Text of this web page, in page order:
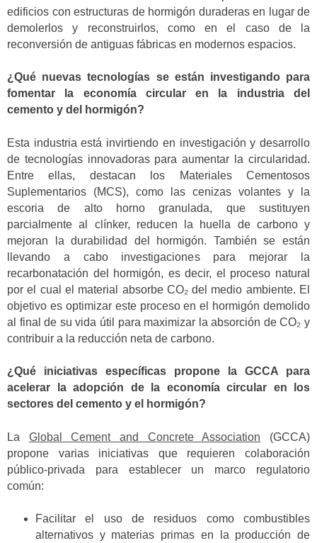
edificios con estructuras de hormigón duraderas en lugar de
demolerlos y reconstruirlos, como en el caso de la
reconversión de antiguas fábricas en modernos espacios.
¿Qué nuevas tecnologías se están investigando para
fomentar la economía circular en la industria del
cemento y del hormigón?
Esta industria está invirtiendo en investigación y desarrollo
de tecnologías innovadoras para aumentar la circularidad.
Entre ellas, destacan los Materiales Cementosos
Suplementarios (MCS), como las cenizas volantes y la
escoria de alto horno granulada, que sustituyen
parcialmente al clínker, reducen la huella de carbono y
mejoran la durabilidad del hormigón. También se están
llevando a cabo investigaciones para mejorar la
recarbonatación del hormigón, es decir, el proceso natural
por el cual el material absorbe CO₂ del medio ambiente. El
objetivo es optimizar este proceso en el hormigón demolido
al final de su vida útil para maximizar la absorción de CO₂ y
contribuir a la reducción neta de carbono.
¿Qué iniciativas específicas propone la GCCA para
acelerar la adopción de la economía circular en los
sectores del cemento y el hormigón?
La Global Cement and Concrete Association (GCCA)
propone varias iniciativas que requieren colaboración
público-privada para establecer un marco regulatorio
común:
Facilitar el uso de residuos como combustibles
alternativos y materias primas en la producción de